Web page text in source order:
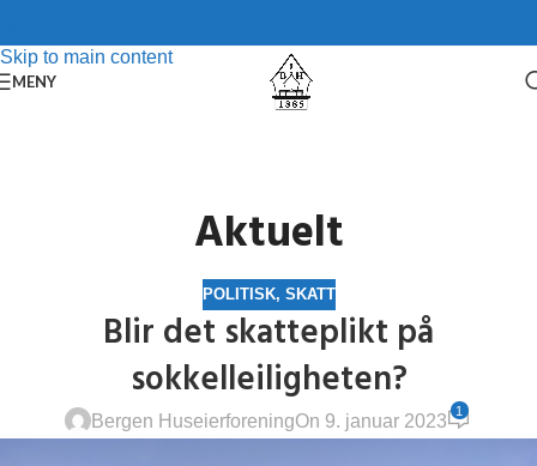
Skip to main content
MENY
Aktuelt
POLITISK, SKATT
Blir det skatteplikt på
sokkelleiligheten?
Bergen HuseierforeningOn 9. januar 2023
1